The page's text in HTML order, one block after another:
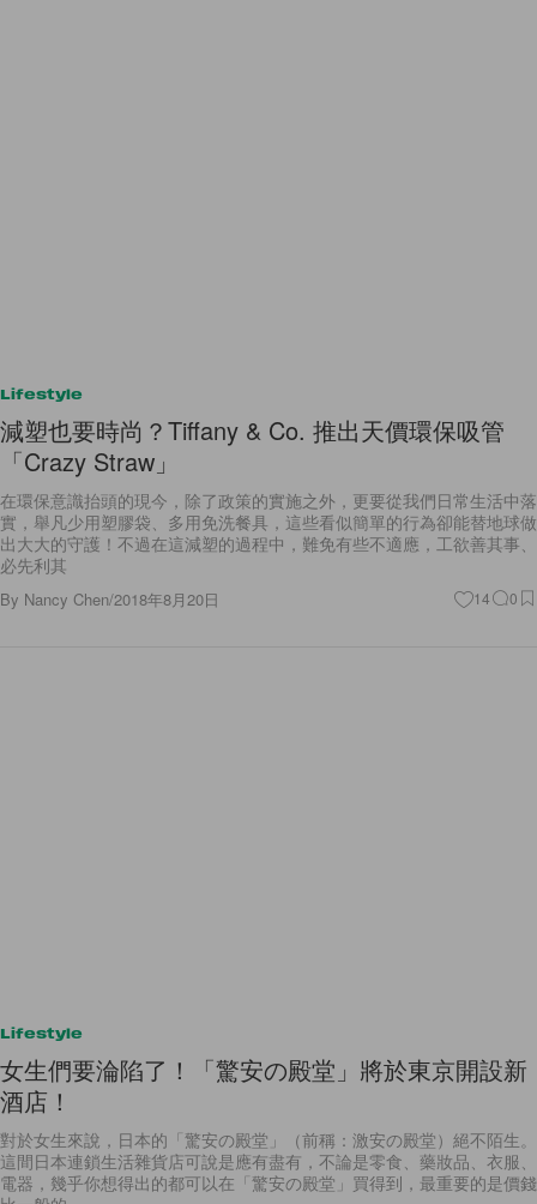
Lifestyle
減塑也要時尚？Tiffany & Co. 推出天價環保吸管
「Crazy Straw」
在環保意識抬頭的現今，除了政策的實施之外，更要從我們日常生活中落
實，舉凡少用塑膠袋、多用免洗餐具，這些看似簡單的行為卻能替地球做
出大大的守護！不過在這減塑的過程中，難免有些不適應，工欲善其事、
必先利其
By Nancy Chen/2018年8月20日 14 0
Lifestyle
女生們要淪陷了！「驚安の殿堂」將於東京開設新
酒店！
對於女生來說，日本的「驚安の殿堂」（前稱：激安の殿堂）絕不陌生。
這間日本連鎖生活雜貨店可說是應有盡有，不論是零食、藥妝品、衣服、
電器，幾乎你想得出的都可以在「驚安の殿堂」買得到，最重要的是價錢